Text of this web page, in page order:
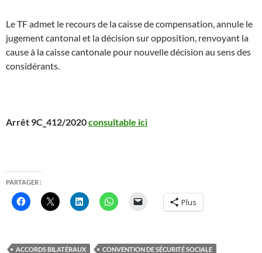
Le TF admet le recours de la caisse de compensation, annule le
jugement cantonal et la décision sur opposition, renvoyant la
cause à la caisse cantonale pour nouvelle décision au sens des
considérants.
Arrêt 9C_412/2020consultable ici
PARTAGER :
Plus
ACCORDS BILATÉRAUX
CONVENTION DE SÉCURITÉ SOCIALE